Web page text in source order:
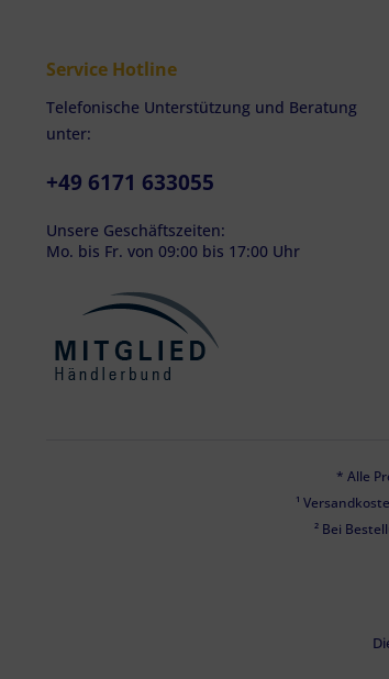
Service Hotline
Telefonische Unterstützung und Beratung
unter:
+49 6171 633055
Unsere Geschäftszeiten:
Mo. bis Fr. von 09:00 bis 17:00 Uhr
* Alle
¹
² Bei